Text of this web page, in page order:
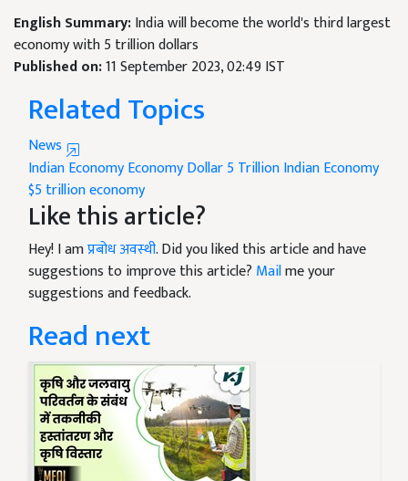
English Summary:India will become the world's third largest
economy with 5 trillion dollars
Published on:11 September 2023, 02:49 IST
Related Topics
News
Indian EconomyEconomyDollar5 Trillion Indian Economy
$5 trillion economy
Like this article?
Hey! I amप्रबोध अवस्थी. Did you liked this article and have
suggestions to improve this article? Mailme your
suggestions and feedback.
Read next